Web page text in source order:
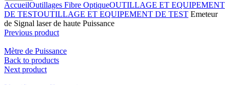
AccueilOutillages Fibre OptiqueOUTILLAGE ET EQUIPEMENT
DE TESTOUTILLAGE ET EQUIPEMENT DE TEST Emeteur
de Signal laser de haute Puissance
Previous product
Mètre de Puissance
Back to products
Next product